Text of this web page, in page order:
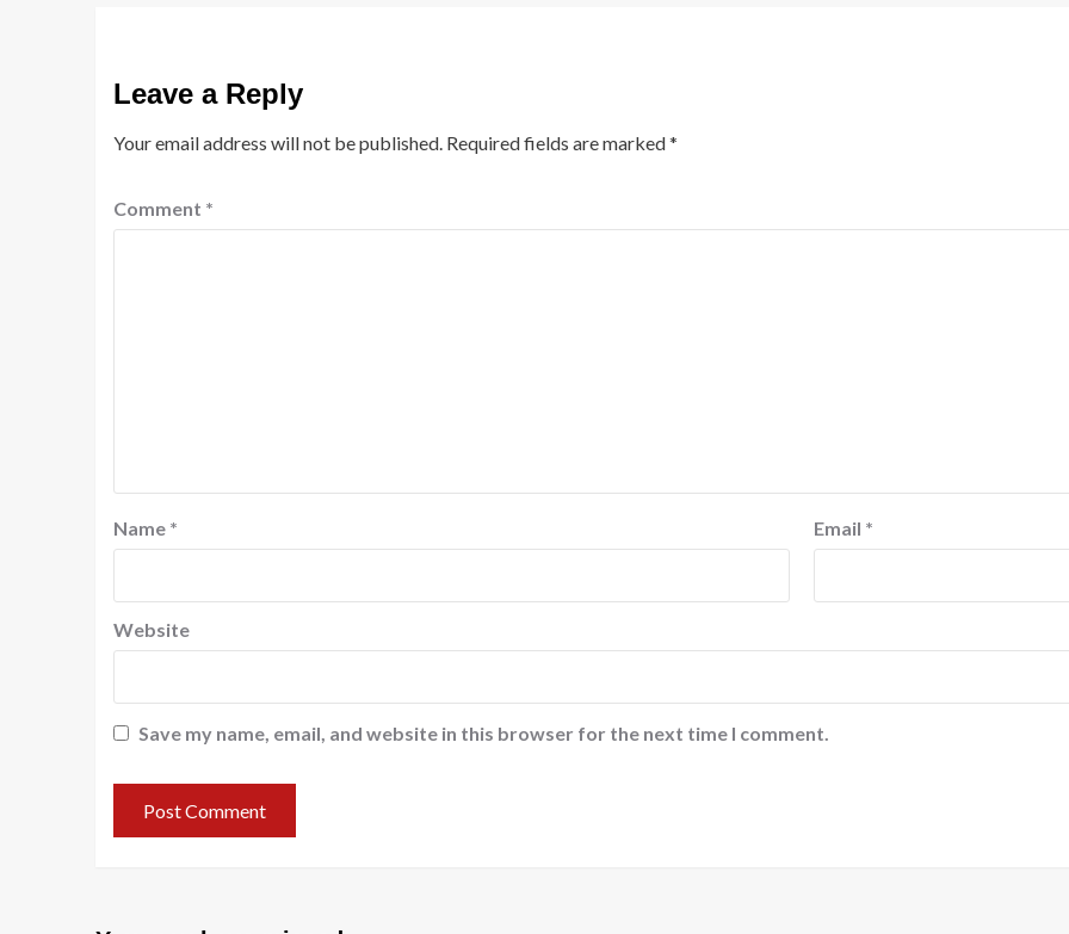
Leave a Reply
Your email address will not be published. Required fields are marked*
Comment *
Name * Email *
Website
Save my name, email, and website in this browser for the next time I comment.